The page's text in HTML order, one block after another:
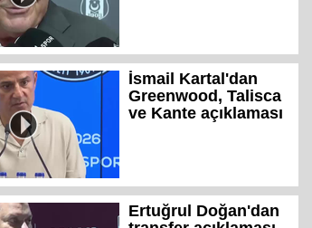
İsmail Kartal'dan
Greenwood, Talisca
ve Kante açıklaması
Ertuğrul Doğan'dan